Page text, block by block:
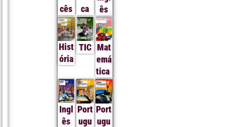
cês
ca
ês
Hist
ória
TIC Mat
emá
tica
Ingl
ês
Port
ugu
Port
ugu